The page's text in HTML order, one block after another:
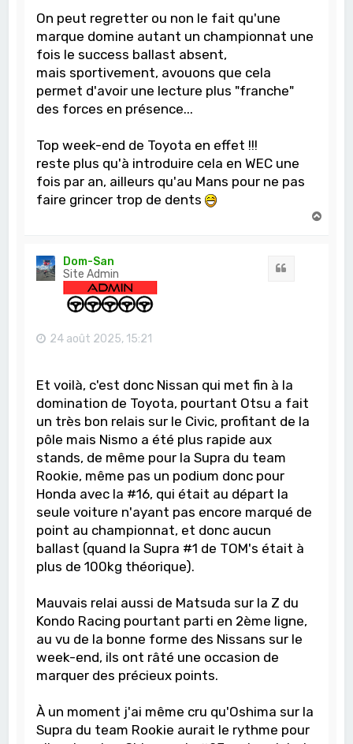
On peut regretter ou non le fait qu'une
marque domine autant un championnat une
fois le success ballast absent,
mais sportivement, avouons que cela
permet d'avoir une lecture plus "franche"
des forces en présence...
Top week-end de Toyota en effet !!!
reste plus qu'à introduire cela en WEC une
fois par an, ailleurs qu'au Mans pour ne pas
faire grincer trop de dents
Dom-San
Site Admin
24 août 2025, 15:21
Et voilà, c'est donc Nissan qui met fin à la
domination de Toyota, pourtant Otsu a fait
un très bon relais sur le Civic, profitant de la
pôle mais Nismo a été plus rapide aux
stands, de même pour la Supra du team
Rookie, même pas un podium donc pour
Honda avec la #16, qui était au départ la
seule voiture n'ayant pas encore marqué de
point au championnat, et donc aucun
ballast (quand la Supra #1 de TOM's était à
plus de 100kg théorique).
Mauvais relai aussi de Matsuda sur la Z du
Kondo Racing pourtant parti en 2ème ligne,
au vu de la bonne forme des Nissans sur le
week-end, ils ont râté une occasion de
marquer des précieux points.
À un moment j'ai même cru qu'Oshima sur la
Supra du team Rookie aurait le rythme pour